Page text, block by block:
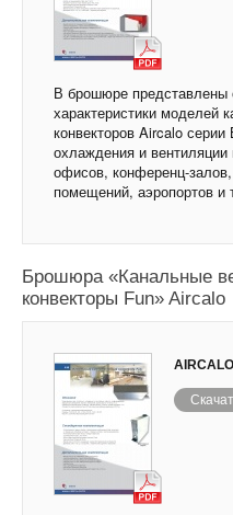
В брошюре представлены
характеристики моделей
конвекторов Aircalo
охлаждения и
офисов, конференц-
помещений, аэропортов и
Брошюра «Канальные
конвекторы Fun» Aircalo
AIRCALO